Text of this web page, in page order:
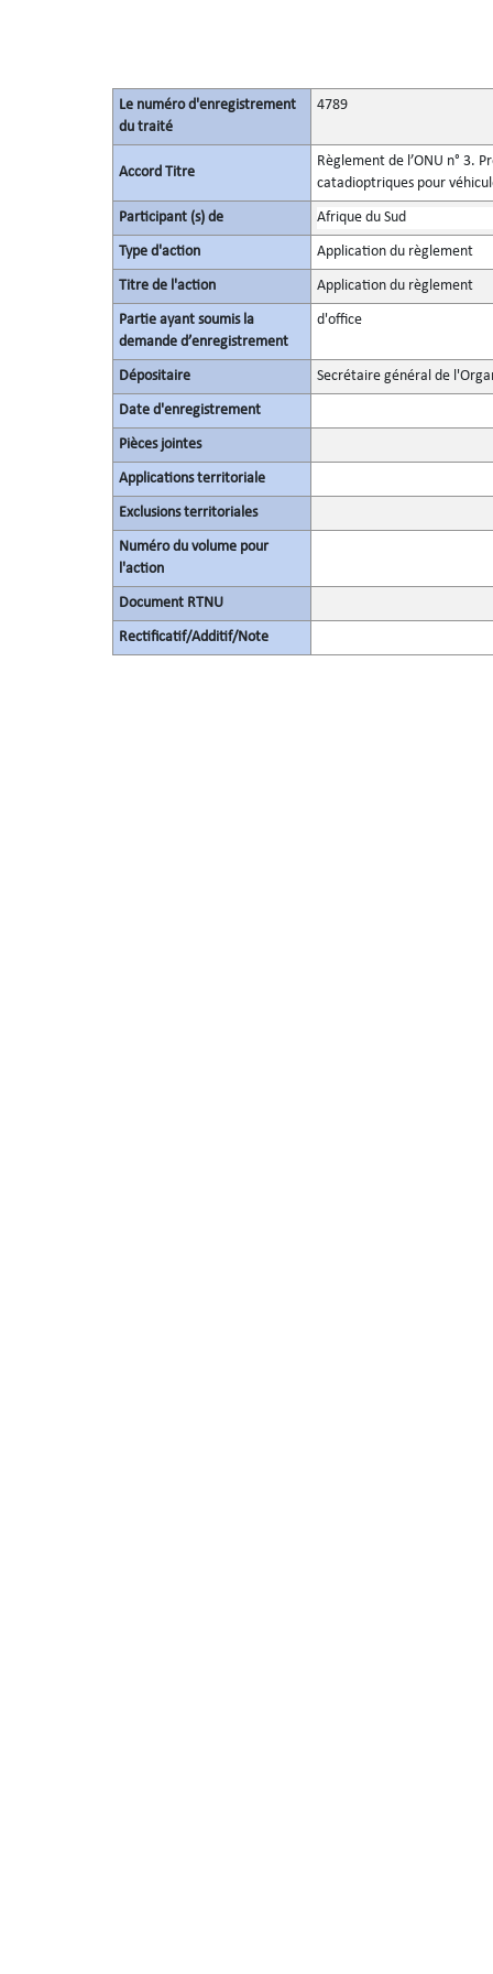
Le numéro d'enregistrement
du traité
4789
Accord Titre
Règlement de l’ONU n° 3.
catadioptriques pour
Participant (s) de Afrique du Sud
Type d'action Application du règlement
Titre de l'action Application du règlement
Partie ayant soumis la
demande d’enregistrement
d'office
Dépositaire Secrétaire général de
Date d'enregistrement
Pièces jointes
Applications territoriale
Exclusions territoriales
Numéro du volume pour
l'action
Document RTNU
Rectificatif/Additif/Note